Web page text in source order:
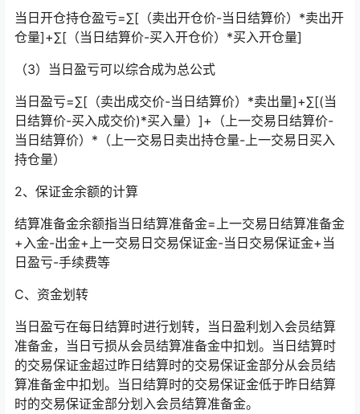
当日开仓持仓盈亏=∑[（卖出开仓价-当日结算价）*卖出开
仓量]+∑[（当日结算价-买入开仓价）*买入开仓量]
（3）当日盈亏可以综合成为总公式
当日盈亏=∑[（卖出成交价-当日结算价）*卖出量]+∑[(当
日结算价-买入成交价)*买入量）]+（上一交易日结算价-
当日结算价）*（上一交易日卖出持仓量-上一交易日买入
持仓量）
2、保证金余额的计算
结算准备金余额指当日结算准备金=上一交易日结算准备金
+入金-出金+上一交易日交易保证金-当日交易保证金+当
日盈亏-手续费等
C、资金划转
当日盈亏在每日结算时进行划转，当日盈利划入会员结算
准备金，当日亏损从会员结算准备金中扣划。当日结算时
的交易保证金超过昨日结算时的交易保证金部分从会员结
算准备金中扣划。当日结算时的交易保证金低于昨日结算
时的交易保证金部分划入会员结算准备金。